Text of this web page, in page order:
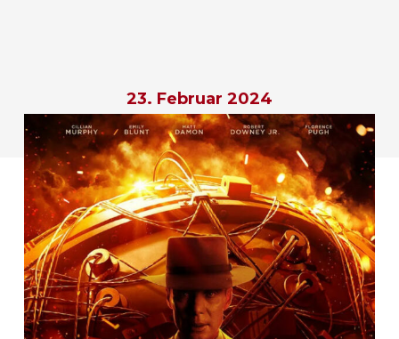
23. Februar 2024